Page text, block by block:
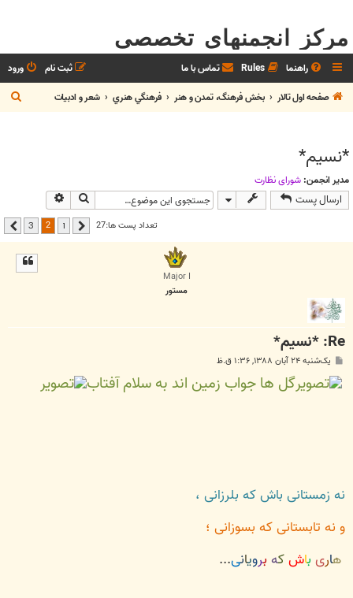
مرکز انجمنهای تخصصی
راهنما Rules تماس با ما ورود
ثبت نام
صفحه اول تالار
بخش فرهنگ، تمدن و هنر فرهنگي هنري شعر و ادبيات
ج
س
*نسیم*
مدیر انجمن: شوراي نظارت
ارسال پست جستجو
تعداد پست ها:27 قبلی 2
3 بعدی
Major I
مستور
Re: *نسیم*
پ
ت
یک‌شنبه ۲۴ آبان ۱۳۸۸, ۱:۳۶ ق.ظ
گل ها جواب زمین اند به سلام آفتاب
نه زمستانی باش که بلرزانی ،
و نه تابستانی که بسوزانی ؛
هاری اش که رویانی...